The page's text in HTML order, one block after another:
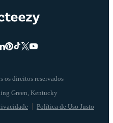
os direitos reservados
Política de Uso Justo